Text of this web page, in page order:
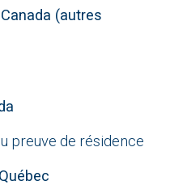
(autres
preuve de résidence